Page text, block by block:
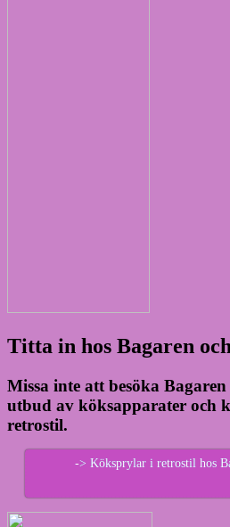
Titta in hos Bagaren
Missa inte att besöka
utbud av köksapparater och
retrostil.
-> Köksprylar i retrostil hos